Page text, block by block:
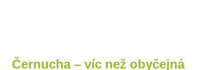
Černucha – víc než obyčejná